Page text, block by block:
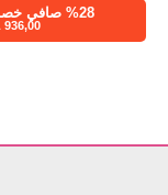
%28 صافي خصم
936,00 TL